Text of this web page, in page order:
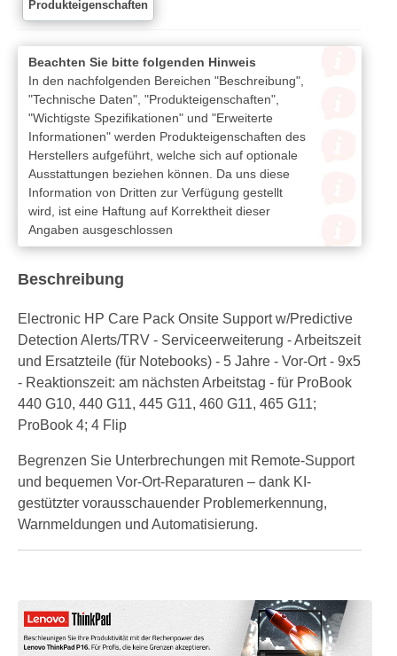
Produkteigenschaften
Beachten Sie bitte folgenden Hinweis
In den nachfolgenden Bereichen "Beschreibung",
"Technische Daten", "Produkteigenschaften",
"Wichtigste Spezifikationen" und "Erweiterte
Informationen" werden Produkteigenschaften des
Herstellers aufgeführt, welche sich auf optionale
Ausstattungen beziehen können. Da uns diese
Information von Dritten zur Verfügung gestellt
wird, ist eine Haftung auf Korrektheit dieser
Angaben ausgeschlossen
Beschreibung
Electronic HP Care Pack Onsite Support w/Predictive
Detection Alerts/TRV - Serviceerweiterung - Arbeitszeit
und Ersatzteile (für Notebooks) - 5 Jahre - Vor-Ort - 9x5
- Reaktionszeit: am nächsten Arbeitstag - für ProBook
440 G10, 440 G11, 445 G11, 460 G11, 465 G11;
ProBook 4; 4 Flip
Begrenzen Sie Unterbrechungen mit Remote-Support
und bequemen Vor-Ort-Reparaturen – dank KI-
gestützter vorausschauender Problemerkennung,
Warnmeldungen und Automatisierung.